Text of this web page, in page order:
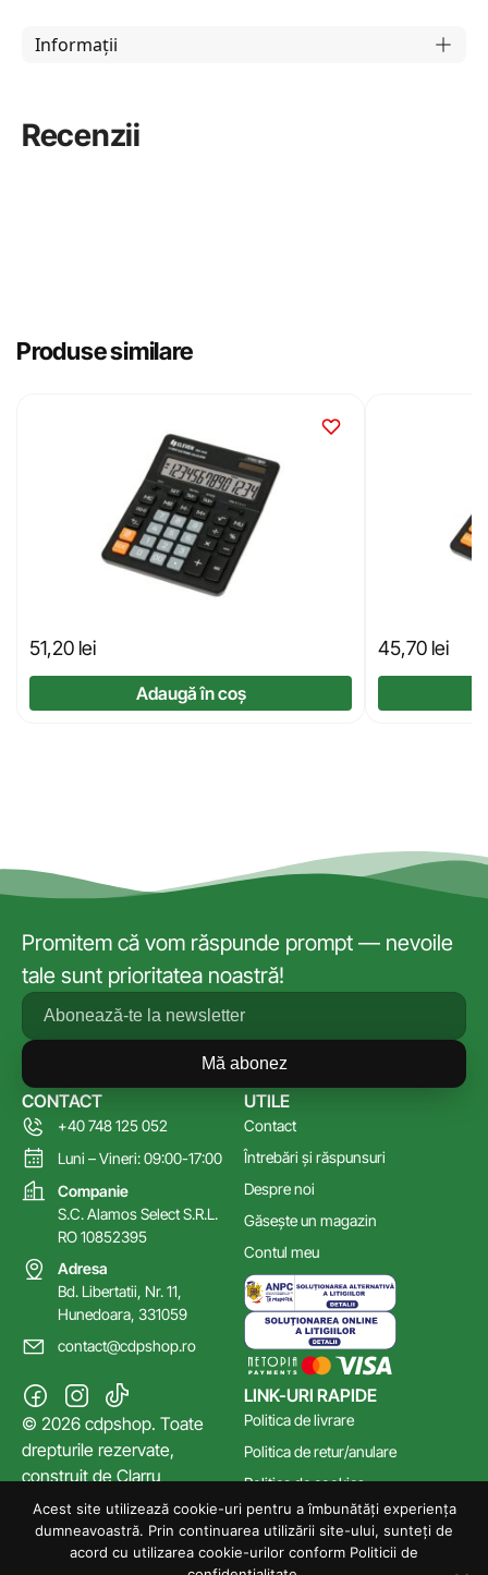
Informații
Recenzii
Produse similare
51,20 lei
Adaugă în coș
45,70 lei
Promitem că vom răspunde prompt — nevoile
tale sunt prioritatea noastră!
Mă abonez
LINK-URI RAPIDE
Politica de livrare
Politica de retur/anulare
Politica de cookies
Poltica de confidențialitate
Termeni și Condiții
UTILE
Contact
Întrebări și răspunsuri
Despre noi
Găsește un magazin
Contul meu
CONTACT
+40 748 125 052
Luni – Vineri: 09:00-17:00
Companie
S.C. Alamos Select S.R.L.
RO 10852395
Adresa
Bd. Libertatii, Nr. 11,
Hunedoara, 331059
contact@cdpshop.ro
© 2026 cdpshop. Toate
drepturile rezervate,
construit deClarru
Acest site utilizează cookie-uri pentru a îmbunătăți experiența
dumneavoastră. Prin continuarea utilizării site-ului, sunteți de
acord cu utilizarea cookie-urilor conform Politicii de